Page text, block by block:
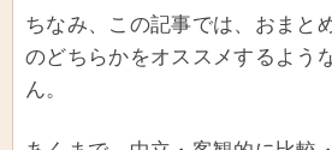
ちなみ、この記事では、おまと
のどちらかをオススメするよう
ん。